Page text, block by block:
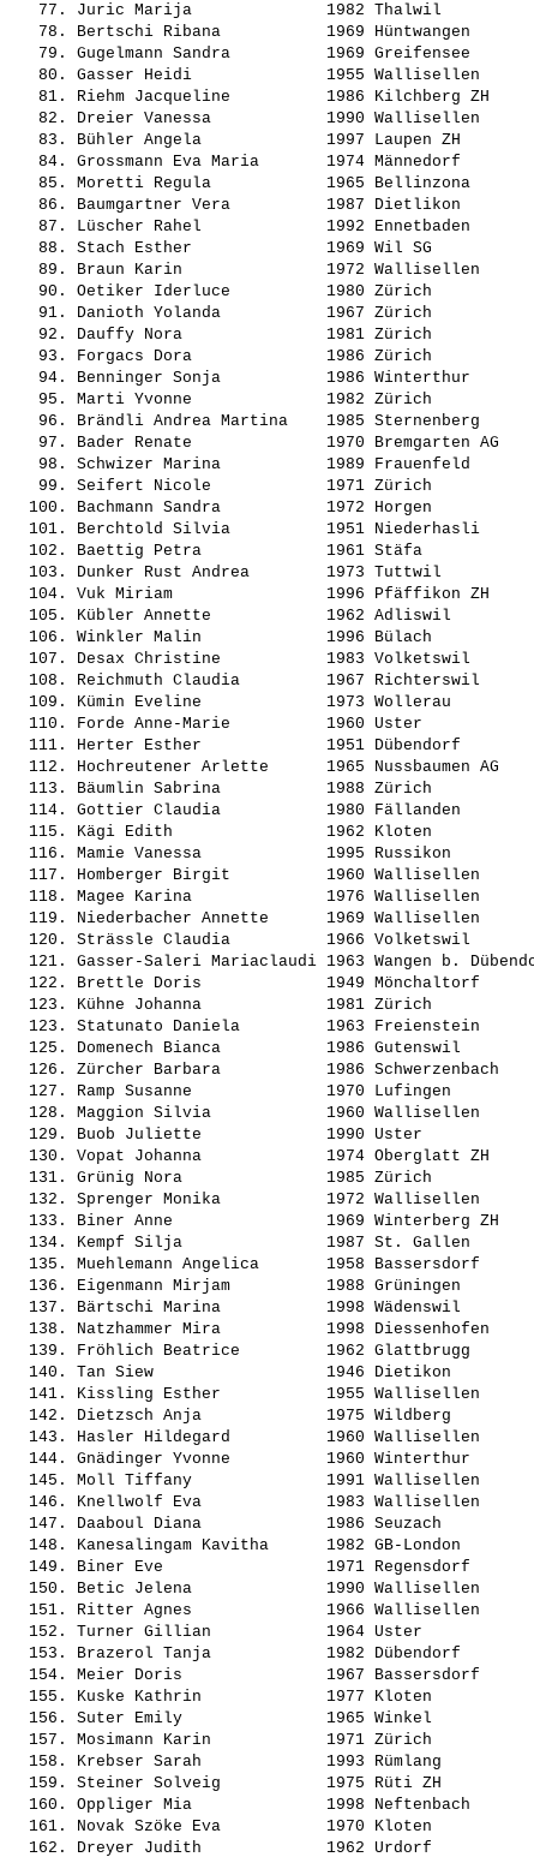
   77.
Juric Marija
1982 Thalwil
   78.
Bertschi Ribana
1969
   79.
Gugelmann Sandra
1969 Greifensee
   80.
Gasser Heidi
1955 Wallisellen
   81.
Riehm Jacqueline
1986 Kilchberg ZH
   82.
Dreier Vanessa
1990 Wallisellen
   83.
Bühler Angela
1997 Laupen ZH
   84.
Grossmann Eva Maria
1974 Männedorf
   85.
Moretti Regula
1965 Bellinzona
   86.
Baumgartner Vera
1987 Dietlikon
   87.
Lüscher Rahel
1992 Ennetbaden
   88.
Stach Esther
1969 Wil SG
   89.
Braun Karin
1972 Wallisellen
   90.
Oetiker Iderluce
1980 Zürich
   91.
Danioth Yolanda
1967 Zürich
   92.
Dauffy Nora
1981 Zürich
   93.
Forgacs Dora
1986 Zürich
   94.
Benninger Sonja
1986 Winterthur
   95.
Marti Yvonne
1982 Zürich
   96.
Brändli Andrea Martina
1985
   97.
Bader Renate
1970 Bremgarten
   98.
Schwizer Marina
1989 Frauenfeld
   99.
Seifert Nicole
1971 Zürich
  100.
Bachmann Sandra
1972 Horgen
  101.
Berchtold Silvia
1951 Niederhasli
  102.
Baettig Petra
1961 Stäfa
  103.
Dunker Rust Andrea
1973 Tuttwil
  104.
Vuk Miriam
1996 Pfäffikon
  105.
Kübler Annette
1962 Adliswil
  106.
Winkler Malin
1996 Bülach
  107.
Desax Christine
1983 Volketswil
  108.
Reichmuth Claudia
1967 Richterswil
  109.
Kümin Eveline
1973 Wollerau
  110.
Forde Anne-Marie
1960 Uster
  111.
Herter Esther
1951 Dübendorf
  112.
Hochreutener Arlette
1965
  113.
Bäumlin Sabrina
1988 Zürich
  114.
Gottier Claudia
1980 Fällanden
  115.
Kägi Edith
1962 Kloten
  116.
Mamie Vanessa
1995 Russikon
  117.
Homberger Birgit
1960 Wallisellen
  118.
Magee Karina
1976 Wallisellen
  119.
Niederbacher Annette
1969 Wallisellen
  120.
Strässle Claudia
1966 Volketswil
  121.
Gasser-Saleri Mariaclaudi 1963 Wangen b.
  122.
Brettle Doris
1949
  123.
Kühne Johanna
1981 Zürich
  123.
Statunato Daniela
1963 Freienstein
  125.
Domenech Bianca
1986 Gutenswil
  126.
Zürcher Barbara
1986
  127.
Ramp Susanne
1970 Lufingen
  128.
Maggion Silvia
1960 Wallisellen
  129.
Buob Juliette
1990 Uster
  130.
Vopat Johanna
1974 Oberglatt
  131.
Grünig Nora
1985 Zürich
  132.
Sprenger Monika
1972 Wallisellen
  133.
Biner Anne
1969 Winterberg
  134.
Kempf Silja
1987 St. Gallen
  135.
Muehlemann Angelica
1958
  136.
Eigenmann Mirjam
1988 Grüningen
  137.
Bärtschi Marina
1998 Wädenswil
  138.
Natzhammer Mira
1998
  139.
Fröhlich Beatrice
1962 Glattbrugg
  140.
Tan Siew
1946 Dietikon
  141.
Kissling Esther
1955 Wallisellen
  142.
Dietzsch Anja
1975 Wildberg
  143.
Hasler Hildegard
1960 Wallisellen
  144.
Gnädinger Yvonne
1960 Winterthur
  145.
Moll Tiffany
1991 Wallisellen
  146.
Knellwolf Eva
1983 Wallisellen
  147.
Daaboul Diana
1986 Seuzach
  148.
Kanesalingam Kavitha
1982 GB-London
  149.
Biner Eve
1971 Regensdorf
  150.
Betic Jelena
1990 Wallisellen
  151.
Ritter Agnes
1966 Wallisellen
  152.
Turner Gillian
1964 Uster
  153.
Brazerol Tanja
1982 Dübendorf
  154.
Meier Doris
1967
  155.
Kuske Kathrin
1977 Kloten
  156.
Suter Emily
1965 Winkel
  157.
Mosimann Karin
1971 Zürich
  158.
Krebser Sarah
1993 Rümlang
  159.
Steiner Solveig
1975 Rüti ZH
  160.
Oppliger Mia
1998 Neftenbach
  161.
Novak Szöke Eva
1970 Kloten
  162.
Dreyer Judith 1962 Urdorf